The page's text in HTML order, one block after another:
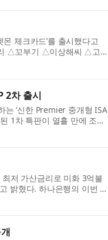
체크카드’를 출시했다고
△꼬부기 △이상해씨 △고라
를 카드 디자인에 ...
2차 출시
는 ‘신한 Premier 중개형 ISA
1차 특판이 열흘 만에 조기
형 ISA 계...
저 가산금리로 미화 3억불
밝혔다. 하나은행의 이번 포
에 이은 약 7년 ...